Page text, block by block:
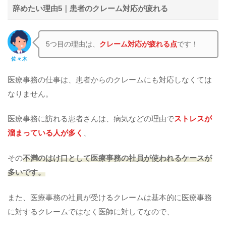
辞めたい理由5｜患者のクレーム対応が疲れる
佐々木
5つ目の理由は、 クレーム対応が疲れる点です！
医療事務の仕事は、患者からのクレームにも対応しなくては
なりません。
医療事務に訪れる患者さんは、病気などの理由でストレスが
溜まっている人が多く 、
その不満のはけ口として医療事務の社員が使われるケースが
多いです。
また、医療事務の社員が受けるクレームは基本的に医療事務
に対するクレームではなく医師に対してなので、